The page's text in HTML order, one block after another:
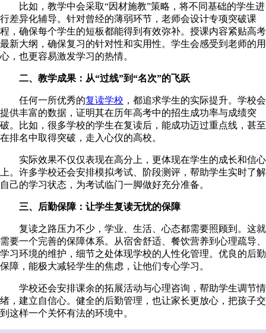
比如，教学中会采取“因材施教”策略，将不同基础的学生进
行差异化辅导。针对曾经的薄弱环节，老师会设计专项突破课
程，确保每个学生的短板都能得到有效弥补。授课内容紧贴高考
最新大纲，确保复习的针对性和实用性。学生会感受到老师的用
心，也更容易激发学习的热情。
二、教学成果：从“过线”到“名次”的飞跃
任何一所优秀的复读学校 ，都追求学生的实际提升。学校会
提供丰富的数据，证明其在历年高考中的招生成功率与成绩突
破。比如，很多学校的学生在复读后，能成功迈过重点线，甚至
在排名中取得突破，走入心仪的高校。
实际效果不仅仅表现在高分上，更体现在学生的成长和信心
上。许多学校还会安排模拟考试、阶段测评，帮助学生实时了解
自己的学习状态，为考试临门一脚做好充分准备。
三、后勤保障：让学生复读无忧的保障
复读之路压力不少，学业、生活、心态都需要照顾到。这就
需要一个完善的保障体系。从宿舍舒适、餐饮营养到心理疏导、
学习环境的维护，细节之处体现学校的人性化管理。优良的后勤
保障，能极大减轻学生的焦虑，让他们专心学习。
学校还会安排课余的拓展活动与心理咨询，帮助学生调节情
绪，建立自信心。健全的后勤管理，也让家长更放心，把孩子交
到这样一个关怀有法的环境中。